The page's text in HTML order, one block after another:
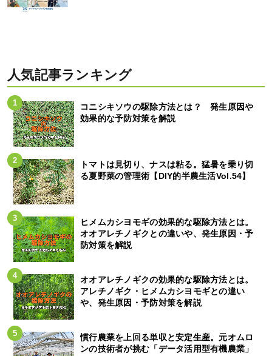
人気記事ランキング
コニシキソウの駆除方法とは？ 発生原因や
効果的な予防対策を解説
トマトは見切り、ナスは粘る。猛暑を乗り切
る夏野菜の管理術【DIY的半農生活Vol.54】
ヒメムカシヨモギの効果的な駆除方法とは。
オオアレチノギクとの違いや、発生原因・予
防対策を解説
オオアレチノギクの効果的な駆除方法とは。
アレチノギク・ヒメムカシヨモギとの違い
や、発生原因・予防対策を解説
慣行農業を上回る単収と安定生産。元オムロ
ンの技術者が挑む「データ活用型有機農業」